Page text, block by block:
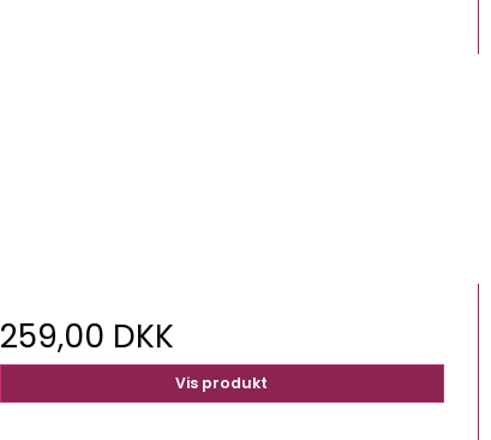
259,00 DKK
Vis produkt